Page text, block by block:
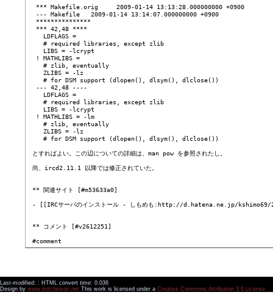
  *** Makefile.orig     2009-01-14 13:13:28.000000000 +0900
  --- Makefile   2009-01-14 13:14:07.000000000 +0900
  ***************
  *** 42,48 ****
    LDFLAGS =
    # required libraries, except zlib
    LIBS = -lcrypt
  ! MATHLIBS =
    # zlib, eventually
    ZLIBS = -lz
    # for DSM support (dlopen(), dlsym(), dlclose())
  --- 42,48 ----
    LDFLAGS =
    # required libraries, except zlib
    LIBS = -lcrypt
  ! MATHLIBS = -lm
    # zlib, eventually
    ZLIBS = -lz
    # for DSM support (dlopen(), dlsym(), dlclose())
とすればよい。この辺についての詳細は、man pow を参照されたし。
尚、ircd2.11.1 以降では修正されていた。
** 関連サイト [#m53633a0]
- [[IRCサーバのインストール - しもめも:http://d.hatena.ne.jp/kshimo69/
** コメント [#v2612251]
Last-modified: : HTML convert time: 0.036
Design by www.mitchinson.net This work is licensed under a Creative Commons Attribution 3.0 License